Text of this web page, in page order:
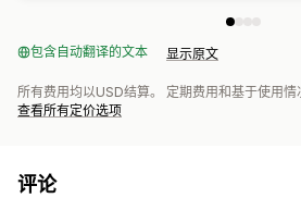
包含自动翻译的文本 显示原文
所有费用均以USD结算。 定期费用和基于使用情
查看所有定价选项
评论